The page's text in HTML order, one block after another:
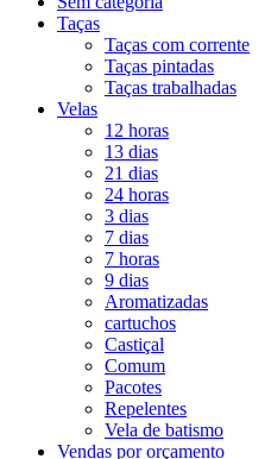
Taças
Taças com corrente
Taças pintadas
Taças trabalhadas
Velas
12 horas
13 dias
21 dias
24 horas
3 dias
7 dias
7 horas
9 dias
Aromatizadas
cartuchos
Castiçal
Comum
Pacotes
Repelentes
Vela de batismo
Vendas por orçamento